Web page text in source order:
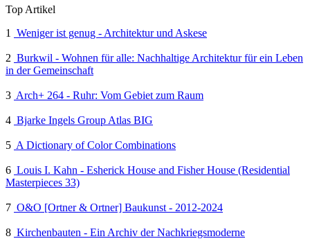
Top Artikel
1
Weniger ist genug - Architektur und Askese
2 Burkwil - Wohnen für alle: Nachhaltige Architektur für ein Leben
in der Gemeinschaft
3 Arch+ 264 - Ruhr: Vom Gebiet zum Raum
4 Bjarke Ingels Group Atlas BIG
5 A Dictionary of Color Combinations
6 Louis I. Kahn - Esherick House and Fisher House (Residential
Masterpieces 33)
7 O&O [Ortner & Ortner] Baukunst - 2012-2024
8 Kirchenbauten - Ein Archiv der Nachkriegsmoderne